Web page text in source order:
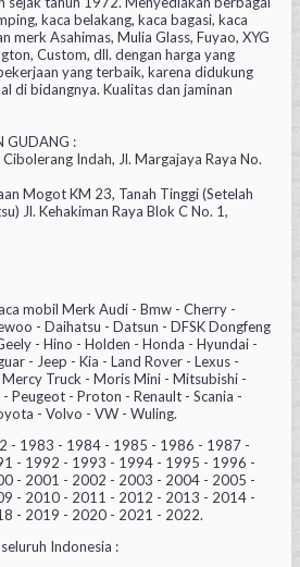
kaca belakang, kaca bagasi, kaca
merk Asahimas, Mulia Glass, Fuyao, XYG
Custom, dll. dengan harga yang
yang terbaik, karena didukung
di bidangnya. Kualitas dan jaminan
GUDANG :
Indah, Jl. Margajaya Raya No.
Mogot KM 23, Tanah Tinggi (Setelah
Jl. Kehakiman Raya Blok C No. 1,
mobil Merk Audi - Bmw - Cherry -
- Daihatsu - Datsun - DFSK Dongfeng
- Hino - Holden - Honda - Hyundai -
- Jeep - Kia - Land Rover - Lexus -
Truck - Moris Mini - Mitsubishi -
Peugeot - Proton - Renault - Scania -
- Volvo - VW - Wuling.
- 1983 - 1984 - 1985 - 1986 - 1987 -
- 1992 - 1993 - 1994 - 1995 - 1996 -
- 2001 - 2002 - 2003 - 2004 - 2005 -
- 2010 - 2011 - 2012 - 2013 - 2014 -
- 2019 - 2020 - 2021 - 2022.
Indonesia :